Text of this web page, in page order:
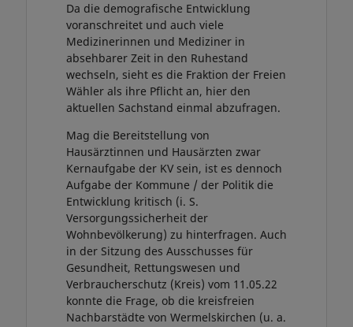
Da die demografische Entwicklung
voranschreitet und auch viele
Medizinerinnen und Mediziner in
absehbarer Zeit in den Ruhestand
wechseln, sieht es die Fraktion der Freien
Wähler als ihre Pflicht an, hier den
aktuellen Sachstand einmal abzufragen.
Mag die Bereitstellung von
Hausärztinnen und Hausärzten zwar
Kernaufgabe der KV sein, ist es dennoch
Aufgabe der Kommune / der Politik die
Entwicklung kritisch (i. S.
Versorgungssicherheit der
Wohnbevölkerung) zu hinterfragen. Auch
in der Sitzung des Ausschusses für
Gesundheit, Rettungswesen und
Verbraucherschutz (Kreis) vom 11.05.22
konnte die Frage, ob die kreisfreien
Nachbarstädte von Wermelskirchen (u. a.